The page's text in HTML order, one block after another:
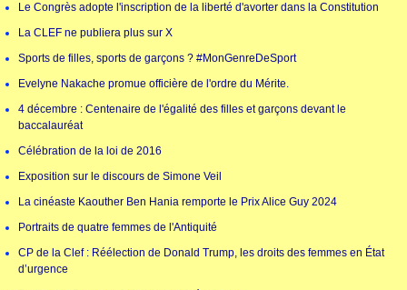
Le Congrès adopte l'inscription de la liberté d'avorter dans la Constitution
La CLEF ne publiera plus sur X
Sports de filles, sports de garçons ? #MonGenreDeSport
Evelyne Nakache promue officière de l'ordre du Mérite.
4 décembre : Centenaire de l'égalité des filles et garçons devant le
baccalauréat
Célébration de la loi de 2016
Exposition sur le discours de Simone Veil
La cinéaste Kaouther Ben Hania remporte le Prix Alice Guy 2024
Portraits de quatre femmes de l'Antiquité
CP de la Clef : Réélection de Donald Trump, les droits des femmes en État
d’urgence